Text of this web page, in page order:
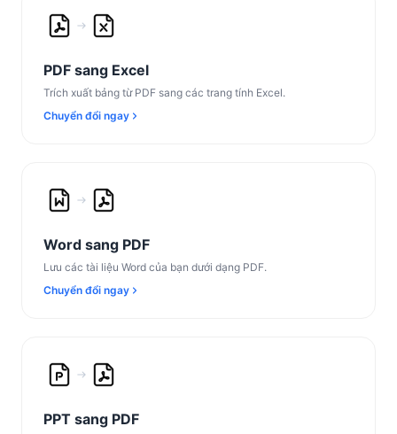
PDF sang Excel
Trích xuất bảng từ PDF sang các trang tính Excel.
Chuyển đổi ngay
Word sang PDF
Lưu các tài liệu Word của bạn dưới dạng PDF.
Chuyển đổi ngay
PPT sang PDF